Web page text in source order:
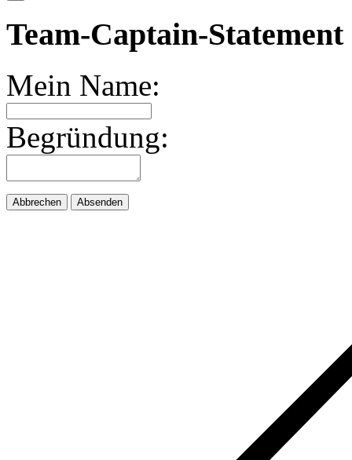
Team-Captain-
Mein Name:
Begründung:
Abbrechen Absenden